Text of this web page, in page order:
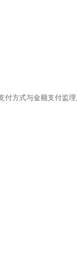
付方式与金额支付监